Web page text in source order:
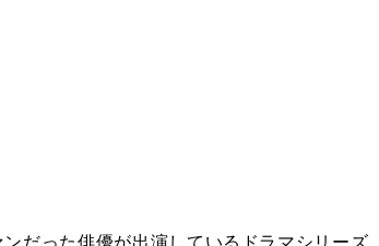
だった俳優が出演しているドラマシリーズ、